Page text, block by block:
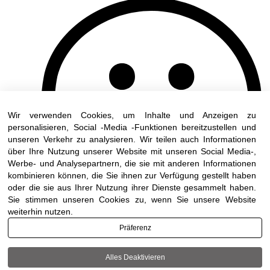
Terms of use Accessibility| All rights reserved to
Wir verwenden Cookies, um Inhalte und Anzeigen zu
personalisieren, Social -Media -Funktionen bereitzustellen und
unseren Verkehr zu analysieren. Wir teilen auch Informationen
über Ihre Nutzung unserer Website mit unseren Social Media-,
Werbe- und Analysepartnern, die sie mit anderen Informationen
kombinieren können, die Sie ihnen zur Verfügung gestellt haben
oder die sie aus Ihrer Nutzung ihrer Dienste gesammelt haben.
Sie stimmen unseren Cookies zu, wenn Sie unsere Website
weiterhin nutzen.
Präferenz
Alles Deaktivieren